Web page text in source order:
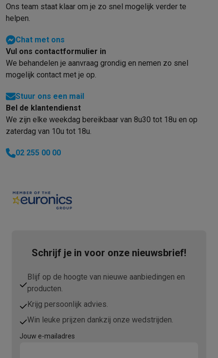
Ons team staat klaar om je zo snel mogelijk verder te
helpen.
Chat met ons
Vul ons contactformulier in
We behandelen je aanvraag grondig en nemen zo snel
mogelijk contact met je op.
Stuur ons een mail
Bel de klantendienst
We zijn elke weekdag bereikbaar van 8u30 tot 18u en op
zaterdag van 10u tot 18u.
02 255 00 00
Schrijf je in voor onze nieuwsbrief!
Blijf op de hoogte van nieuwe aanbiedingen en
producten.
Krijg persoonlijk advies.
Win leuke prijzen dankzij onze wedstrijden.
Jouw e-mailadres